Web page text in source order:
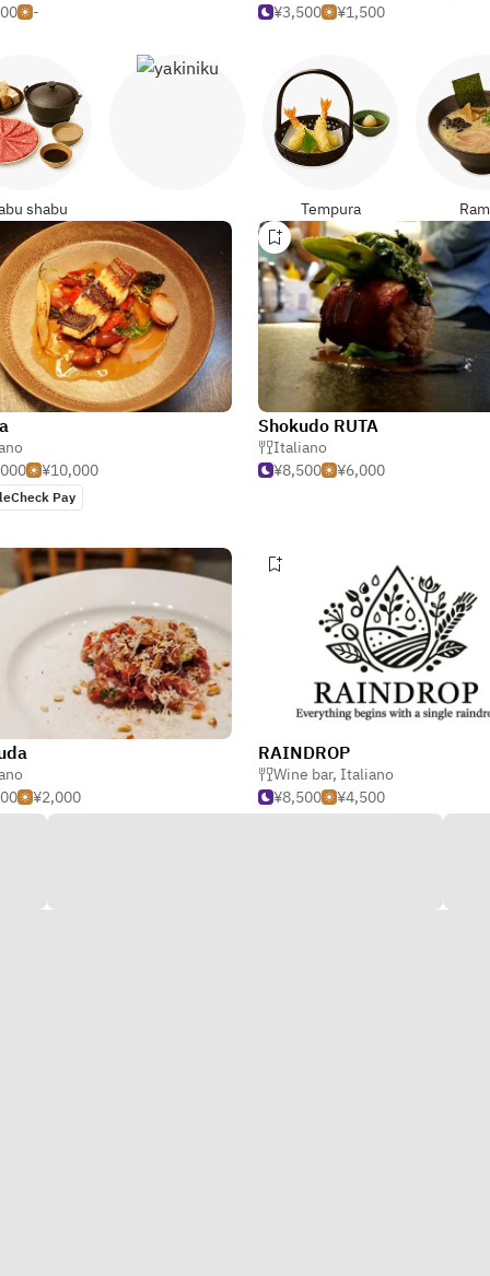
-
¥3,500
¥1,500
shabu Tempura
¥10,000
Pay
Shokudo RUTA
Italiano
¥8,500
¥6,000
¥2,000
RAINDROP
Wine bar, Italiano
¥8,500
¥4,500